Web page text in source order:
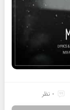
0 نظر